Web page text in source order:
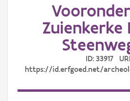
Zuienkerke
ID: 33917
https://id.erfgoed.net/